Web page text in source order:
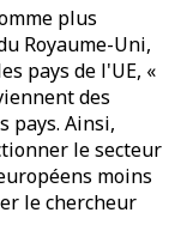
plus
Royaume-Uni,
pays de l'UE, «
des
pays. Ainsi,
le secteur
moins
le chercheur